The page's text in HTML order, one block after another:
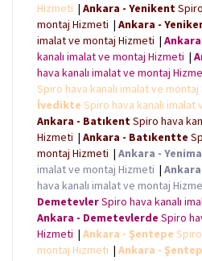
Hizmeti | Ankara - Yenikent
montaj Hizmeti | Ankara -
imalat ve montaj Hizmeti |
kanalı imalat ve montaj Hizmeti |
hava kanalı imalat ve montaj
Spiro hava kanalı imalat ve
İvedikte Spiro hava kanalı imalat
Ankara - BatıkentSpiro hava
Hizmeti | Ankara - Batıkentte
montaj Hizmeti | Ankara -
imalat ve montaj Hizmeti |
hava kanalı imalat ve montaj
DemetevlerSpiro hava kanalı
Ankara - Demetevlerde Spiro
Hizmeti | Ankara - Şentepe
montaj Hizmeti | Ankara -